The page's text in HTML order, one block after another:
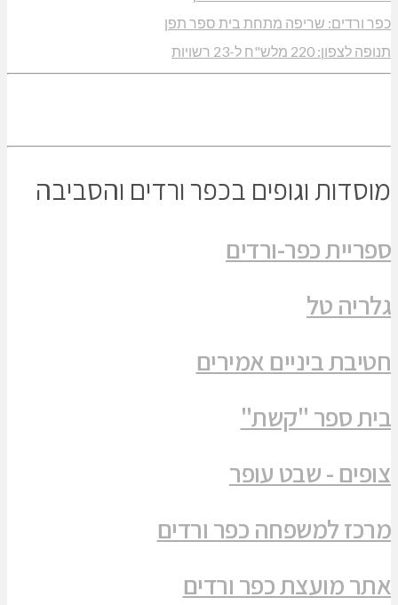
כפר ורדים: שריפה מתחת בית ספר תפן
תנופה לצפון: 220 מלש"ח ל-23 רשויות
מוסדות וגופים בכפר ורדים והסביבה
ספריית כפר-ורדים
גלריה טל
חטיבת ביניים אמירים
בית ספר "קשת"
צופים - שבט עופר
מרכז למשפחה כפר ורדים
אתר מועצת כפר ורדים